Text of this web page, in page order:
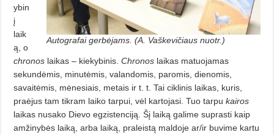
Autografai gerbėjams. (A. Vaškevičiaus nuotr.)
ybin
į
laik
ą, o
chronos laikas – kiekybinis.Chronos laikas matuojamas
sekundėmis, minutėmis, valandomis, paromis, dienomis,
savaitėmis, mėnesiais, metais ir t. t. Tai ciklinis laikas, kuris,
praėjus tam tikram laiko tarpui, vėl kartojasi. Tuo tarpukairos
laikas nusako Dievo egzistenciją. Šį laiką galime suprasti kaip
amžinybės laiką, arba laiką, praleistą maldoje ar/ir buvime kartu